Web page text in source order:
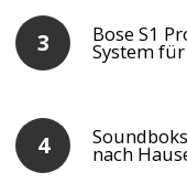
Bose S1
System
nach